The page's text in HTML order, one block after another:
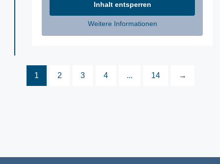
Inhalt entsperren
Weitere Informationen
1 2 3 4 ... 14 →